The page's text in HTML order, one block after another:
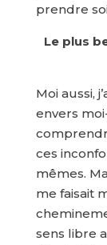
prendre
Le plus
Moi aussi,
envers
ces
mêmes.
me faisait
sens libre